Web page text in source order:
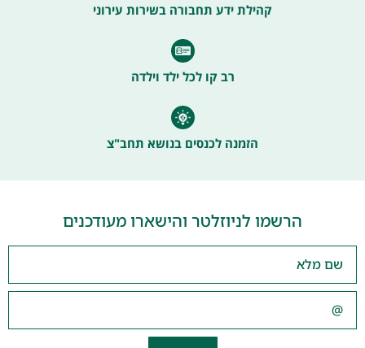
קהילת ידע תחבורה בשירות עירוני
רב קו לכל ילד וילדה
הזמנה לכנסים בנושא תחב"צ
הרשמו לניוזלטר והישארו מעודכנים